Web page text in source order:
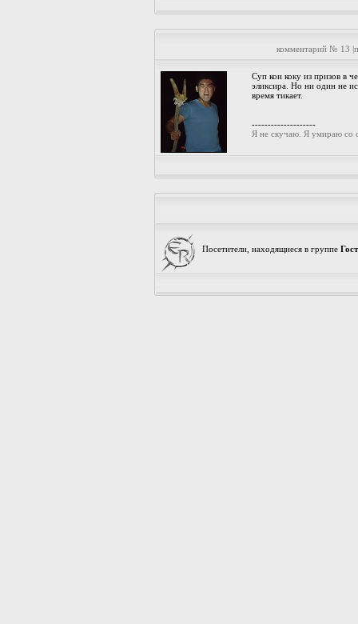
комментарий № 13
Суп кои коку из призов в
эликсира. Но ни один не
время тикает.
--------------------
Я не скучаю. Я умираю со
Посетители, находящиеся в группе